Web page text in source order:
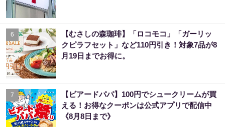
6
【むさしの森珈琲】「ロコモコ」「ガーリッ
クピラフセット」など110円引き！対象7品が8
月19日までお得に。
7
【ビアードパパ】100円でシュークリームが買
える！お得なクーポンは公式アプリで配信中
《8月8日まで》